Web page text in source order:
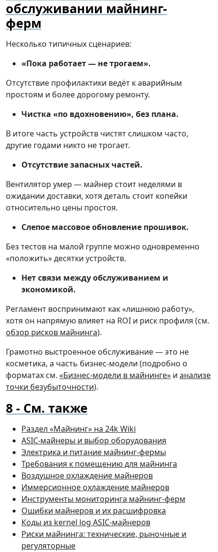
обслуживании майнинг-
ферм
Несколько типичных сценариев:
«Пока работает — не трогаем».
Отсутствие профилактики ведёт к аварийным
простоям и более дорогому ремонту.
Чистка «по вдохновению», без плана.
В итоге часть устройств чистят слишком часто,
другие годами никто не трогает.
Отсутствие запасных частей.
Вентилятор умер — майнер стоит неделями в
ожидании доставки, хотя деталь стоит копейки
относительно цены простоя.
Слепое массовое обновление прошивок.
Без тестов на малой группе можно одновременно
«положить» десятки устройств.
Нет связи между обслуживанием и
экономикой.
Регламент воспринимают как «лишнюю работу»,
хотя он напрямую влияет на ROI и риск профиля (см.
обзор рисков майнинга).
Грамотно выстроенное обслуживание — это не
косметика, а часть бизнес-модели (подробно о
форматах см. «Бизнес-модели в майнинге» и анализе
точки безубыточности).
См. также
Раздел «Майнинг» на 24k Wiki
ASIC-майнеры и выбор оборудования
Электрика и питание майнинг-фермы
Требования к помещению для майнинга
Воздушное охлаждение майнеров
Иммерсионное охлаждение майнеров
Инструменты мониторинга майнинг-ферм
Ошибки майнеров и их расшифровка
Коды из kernel log ASIC-майнеров
Риски майнинга: технические, рыночные и
регуляторные